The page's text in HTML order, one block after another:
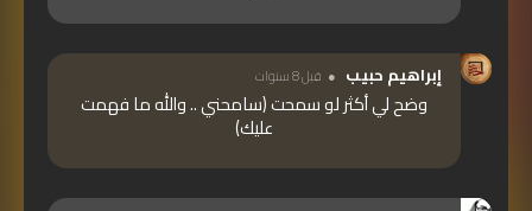
إبراهيم حبيب قبل 8 سنوات
وضح لي أكثر لو سمحت (سامحني .. والله ما فهمت
عليك)